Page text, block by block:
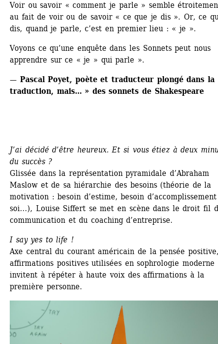
Voir ou savoir « comment je parle » semble
au fait de voir ou de savoir « ce que je dis ». Or, ce
dis, quand je parle, c’est en premier lieu : « je ».
Voyons ce qu’une enquête dans les Sonnets peut nous
apprendre sur ce « je » qui parle ».
— Pascal Poyet, poète et traducteur plongé dans la
traduction, mais… » des sonnets de Shakespeare
J’ai décidé d’être heureux. Et si vous étiez à deux
du succès ?
Glissée dans la représentation pyramidale d’Abraham
Maslow et de sa hiérarchie des besoins (théorie de la
motivation : besoin d’estime, besoin
soi...), Louise Siffert se met en scène dans le droit fil
communication et du coaching d’entreprise.
I say yes to life !
Axe central du courant américain de la pensée
affirmations positives utilisées en sophrologie moderne
invitent à répéter à haute voix des affirmations à la
première personne.